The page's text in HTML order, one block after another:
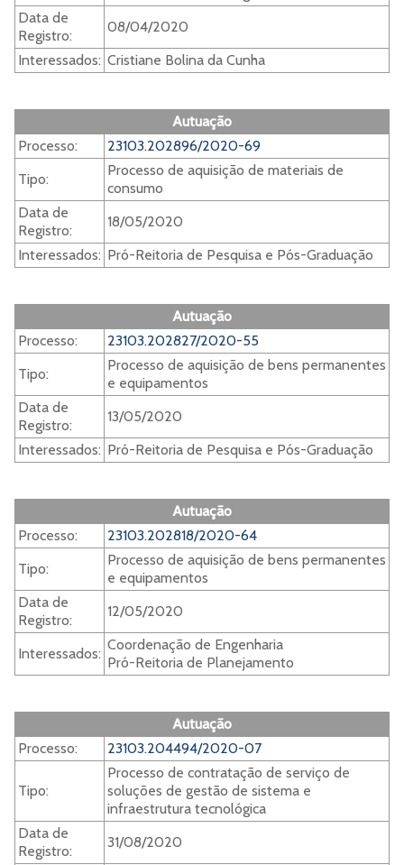
Data de
Registro:
08/04/2020
Interessados: Cristiane Bolina da Cunha
Autuação
Processo:
23103.202896/2020-69
Tipo:
Processo de aquisição de materiais de
consumo
Data de
Registro:
18/05/2020
Interessados: Pró-Reitoria de Pesquisa e Pós-Graduação
Autuação
Processo:
23103.202827/2020-55
Tipo:
Processo de aquisição de bens permanentes
e equipamentos
Data de
Registro:
13/05/2020
Interessados: Pró-Reitoria de Pesquisa e Pós-Graduação
Autuação
Processo:
23103.202818/2020-64
Tipo:
Processo de aquisição de bens permanentes
e equipamentos
Data de
Registro:
12/05/2020
Interessados:
Coordenação de Engenharia
Pró-Reitoria de Planejamento
Autuação
Processo:
23103.204494/2020-07
Tipo:
Processo de contratação de serviço de
soluções de gestão de sistema e
infraestrutura tecnológica
Data de
Registro:
31/08/2020